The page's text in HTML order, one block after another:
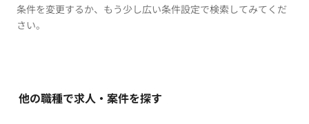
条件を変更するか、もう少し広い条件設定で検索してみてくだ
さい。
他の職種で求人・案件を探す